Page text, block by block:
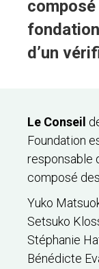
composé
d’un
Le Conseil
Foundation
responsable
composé
Yuko
Setsuko
Stéphanie
Bénédicte